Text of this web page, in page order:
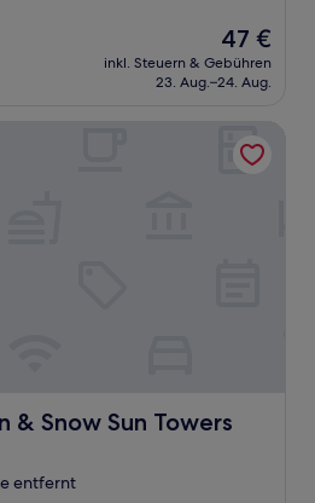
Der
Preis
beträgt
47 €
inkl. Steuern & Gebühren
23. Aug.–24. Aug.
& Snow Sun Towers
Sun Towers
entfernt